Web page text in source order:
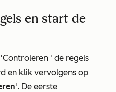
en start de
' de regels
en klik vervolgens op
'. De eerste